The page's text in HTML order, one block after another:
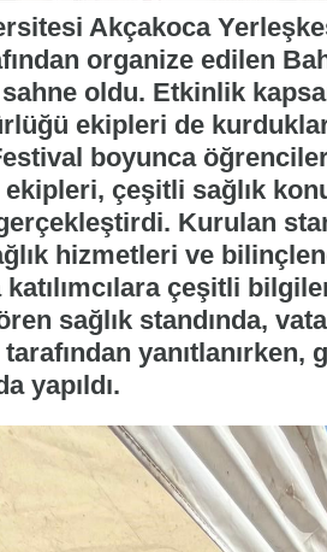
Akçakoca
organize edilen
oldu. Etkinlik
ekipleri de
boyunca
ekipleri, çeşitli sağlık
Kurulan
hizmetleri ve
katılımcılara çeşitli
sağlık standında,
yanıtlanırken,
yapıldı.